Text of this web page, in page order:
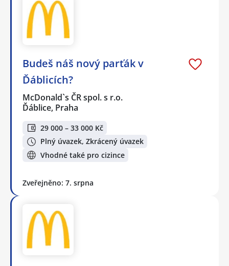
Budeš náš nový parťák v
Ďáblicích?
McDonald`s ČR spol. s r.o.
Ďáblice, Praha
29 000 – 33 000 Kč
Plný úvazek, Zkrácený úvazek
Vhodné také pro cizince
Zveřejněno: 7. srpna